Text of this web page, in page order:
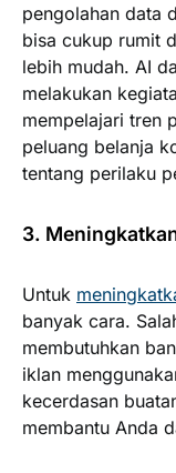
pengolahan data
bisa cukup rumit
lebih mudah. AI
melakukan
mempelajari tren
peluang belanja
tentang perilaku
3.
Untuk
banyak cara.
membutuhkan
iklan
kecerdasan
membantu Anda